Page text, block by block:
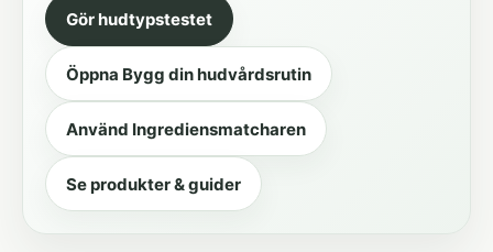
Gör hudtypstestet
Öppna Bygg din hudvårdsrutin
Använd Ingrediensmatcharen
Se produkter & guider